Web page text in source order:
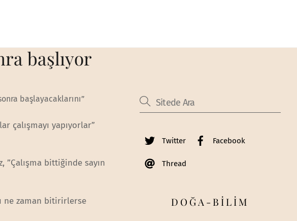
başlıyor
başlayacaklarını”
çalışmayı yapıyorlar”
”Çalışma bittiğinde sayın
ne zaman bitirirlerse
Twitter Facebook
Thread
DOĞA-BİLİM